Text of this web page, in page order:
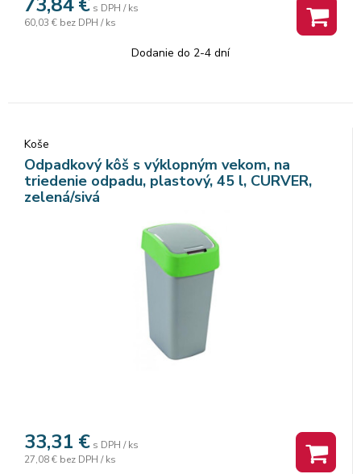
s DPH / ks
60,03 € bez DPH / ks
Dodanie do 2-4 dní
Koše
Odpadkový kôš s výklopným vekom, na
triedenie odpadu, plastový, 45 l, CURVER,
zelená/sivá
33,31 € s DPH / ks
27,08 € bez DPH / ks